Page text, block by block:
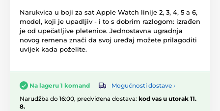
Narukvica u boji za sat Apple Watch linije 2, 3, 4, 5 a 6,
model, koji je upadljiv - i to s dobrim razlogom: izrađen
je od upečatljive pletenice. Jednostavna ugradnja
novog remena znači da svoj uređaj možete prilagoditi
uvijek kada poželite.
Na lageru 1 komand
Mogućnosti dostave ›
Narudžba do 16:00, predviđena dostava: kod vas u utorak 11.
8.